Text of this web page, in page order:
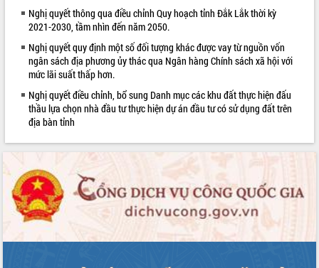
Triết thăm, tặng quà người có công với
cách mạng
Rà soát, hoàn thiện hệ thống thiết chế
văn hóa, thể thao đáp ứng yêu cầu
phát triển mới
Thường trực HĐND tỉnh Đắk Lắk gặp
mặt Đoàn chuyên gia y tế TP. Hồ Chí
Minh
Lễ truy điệu và an táng hài cốt liệt sĩ
tại Nghĩa trang Liệt sĩ xã Sơn Hòa
Bàn giải pháp tháo gỡ khó khăn trong
xuất khẩu sầu riêng và triển khai quy
định EUDR
Thứ trưởng Bộ Nông nghiệp và Môi
trường Nguyễn Hoàng Hiệp khảo sát
LIÊN KẾT WEB
Nghị quyết thông qua điều chỉnh Quy hoạch tỉnh Đắk Lắk thời kỳ
2021-2030, tầm nhìn đến năm 2050.
Nghị quyết quy định một số đối tượng khác được vay từ nguồn vốn
ngân sách địa phương ủy thác qua Ngân hàng Chính sách xã hội với
mức lãi suất thấp hơn.
Nghị quyết điều chỉnh, bổ sung Danh mục các khu đất thực hiện đấu
thầu lựa chọn nhà đầu tư thực hiện dự án đầu tư có sử dụng đất trên
địa bàn tỉnh